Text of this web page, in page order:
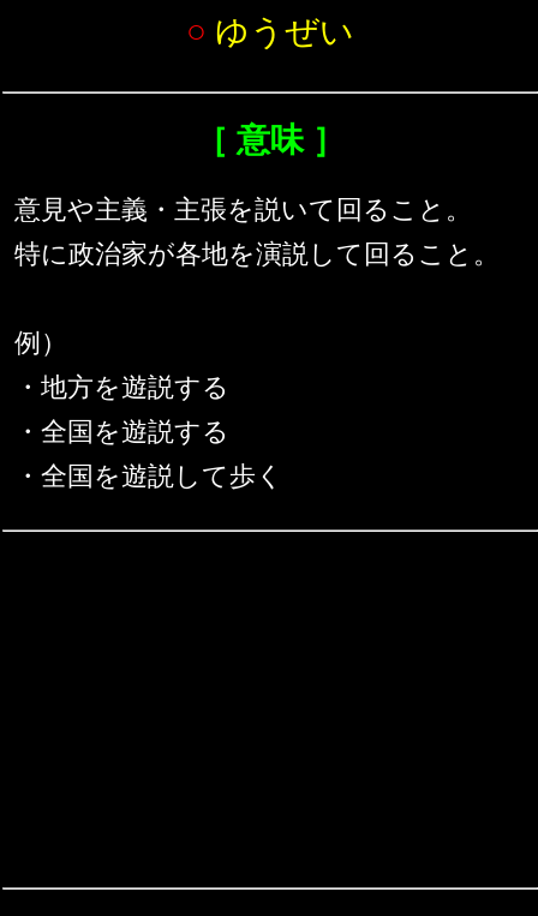
○ ゆうぜい
［ 意味 ］
意見や主義・主張を説いて回ること。
特に政治家が各地を演説して回ること。
例）
・地方を遊説する
・全国を遊説する
・全国を遊説して歩く